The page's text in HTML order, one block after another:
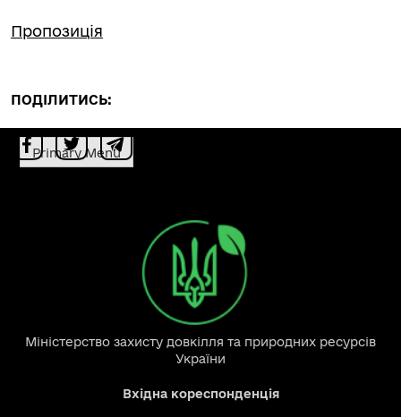
Пропозиція
ПОДІЛИТИСЬ:
Primary Menu
Міністерство захисту довкілля та природних ресурсів
України
Вхідна кореспонденція